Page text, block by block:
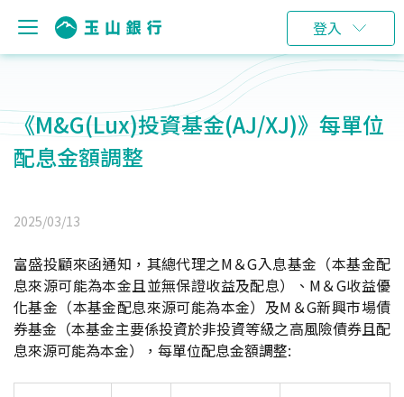
登入
《M&G(Lux)投資基金(AJ/XJ)》每單位
配息金額調整
2025/03/13
富盛投顧來函通知，其總代理之M＆G入息基金（本基金配
息來源可能為本金且並無保證收益及配息）、M＆G收益優
化基金（本基金配息來源可能為本金）及M＆G新興市場債
券基金（本基金主要係投資於非投資等級之高風險債券且配
息來源可能為本金），每單位配息金額調整: